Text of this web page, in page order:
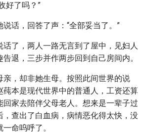
好了吗？”
话，回答了声：“全部妥当了。”
了，两人一路无言到了屋中，见妇人
退，三步并作两步回到自己房间内。
亲，却非她生母。按照此间世界的说
莼本是现代世界中的普通人，工资还算
回家去陪伴父母老人。想来是一辈子过
，查出了白血病，病情恶化得太快，没
命呜呼了。